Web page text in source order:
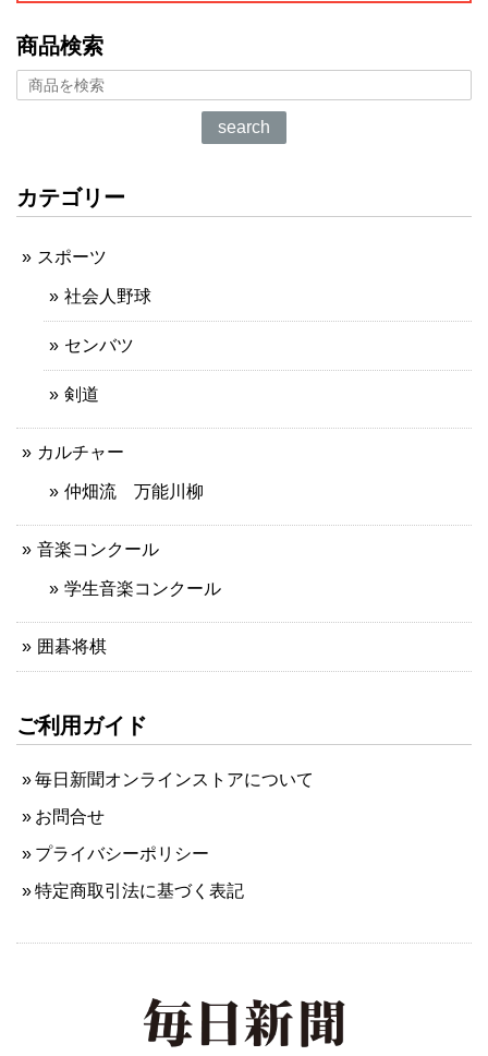
商品検索
search
カテゴリー
スポーツ
社会人野球
センバツ
剣道
カルチャー
仲畑流 万能川柳
音楽コンクール
学生音楽コンクール
囲碁将棋
ご利用ガイド
毎日新聞オンラインストアについて
お問合せ
プライバシーポリシー
特定商取引法に基づく表記